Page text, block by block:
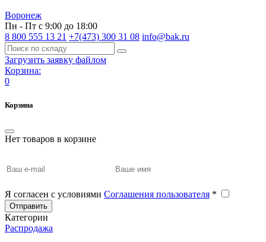
Воронеж
Пн - Пт с 9:00 до 18:00
8 800 555 13 21 +7(473) 300 31 08 info@bak.ru
Загрузить заявку файлом
Корзина:
0
Корзина
Нет товаров в корзине
Я согласен с условиями Соглашения пользователя *
Отправить
Категории
Распродажа